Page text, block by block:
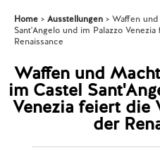
Home Ausstellungen
Waffen
Sant'Angelo und im Palazzo
Renaissance
Waffen und
im Castel
Venezia feiert die
der